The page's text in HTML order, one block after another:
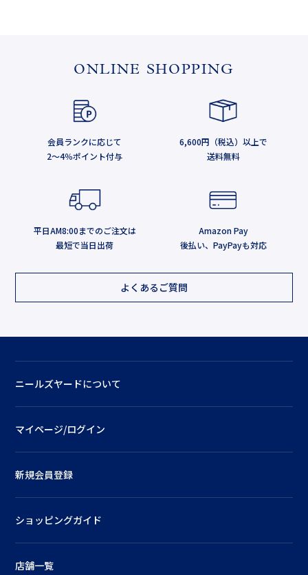
ONLINE SHOPPING
会員ランクに応じて
2～4％ポイント付与
6,600円（税込）以上で
送料無料
平日AM8:00までのご注文は
最短で当日出荷
Amazon Pay
後払い、PayPayも対応
よくあるご質問
ニールズヤードについて
マイページ/ログイン
新規会員登録
ショッピングガイド
店舗一覧